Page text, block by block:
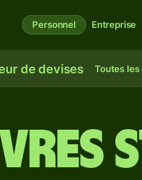
Personnel Entreprise
de devises Toutes les